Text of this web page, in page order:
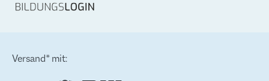
Versand* mit: